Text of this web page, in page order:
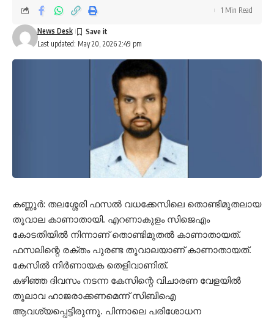
Last updated: May 20, 2026 2:49 pm
News Desk
1 Min Read
കണ്ണൂര്‍: തലശ്ശേരി ഫസല്‍ വധക്കേസിലെ തൊണ്ടിമുതലായ
തൂവാല കാണാതായി. എറണാകുളം സിജെഎം
കോടതിയില്‍ നിന്നാണ് തൊണ്ടിമുതല്‍ കാണാതായത്.
ഫസലിന്റെ രക്തം പുരണ്ട തൂവാലയാണ് കാണാതായത്.
കേസില്‍ നിര്‍ണായക തെളിവാണിത്.
കഴിഞ്ഞ ദിവസം നടന്ന കേസിന്റെ വിചാരണ വേളയില്‍
തൂലാവ ഹാജരാക്കണമെന്ന് സിബിഐ
ആവശ്യപ്പെട്ടിരുന്നു. പിന്നാലെ പരിശോധന